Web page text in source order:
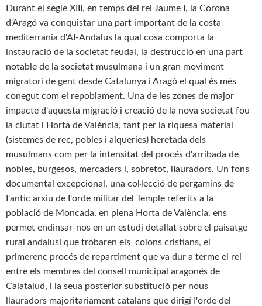
Durant el segle XIII, en temps del rei Jaume I, la Corona
d'Aragó va conquistar una part important de la costa
mediterrania d'AI-Andalus la qual cosa comporta la
instauració de la societat feudal, la destrucció en una part
notable de la societat musulmana i un gran moviment
migratori de gent desde Catalunya i Aragó el qual és més
conegut com el repoblament. Una de les zones de major
impacte d'aquesta migració i creació de la nova societat fou
la ciutat i Horta de València, tant per la riquesa material
(sistemes de rec, pobles i alqueries) heretada dels
musulmans com per la intensitat del procés d'arribada de
nobles, burgesos, mercaders i, sobretot, lIauradors. Un fons
documental excepcional, una col·lecció de pergamins de
I'antic arxiu de I'orde militar del Temple referits a la
població de Moncada, en plena Horta de València, ens
permet endinsar-nos en un estudi detallat sobre el paisatge
rural andalusí que trobaren els colons cristians, el
primerenc procés de repartiment que va dur a terme el rei
entre els membres del consell municipal aragonés de
Calataiud, i la seua posterior substitució per nous
llauradors majoritariament catalans que dirigí I'orde del